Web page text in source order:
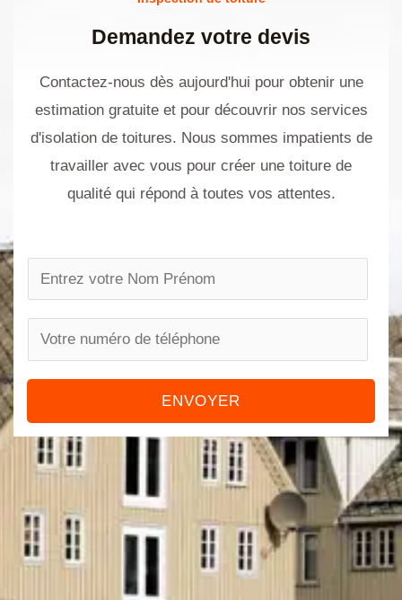
Demandez votre devis
Contactez-nous dès aujourd'hui pour obtenir une
estimation gratuite et pour découvrir nos services
d'isolation de toitures. Nous sommes impatients de
travailler avec vous pour créer une toiture de
qualité qui répond à toutes vos attentes.
a
*
h
o
m
b
ENVOYER